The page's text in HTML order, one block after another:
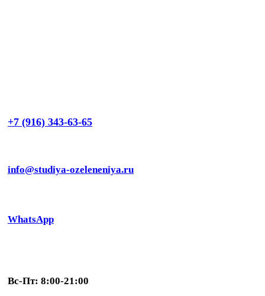
+7 (916) 343-63-65
info@studiya-ozeleneniya.ru
WhatsApp
Вс-Пт: 8:00-21:00